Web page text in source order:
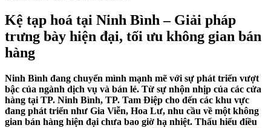
Kệ tạp hoá tại Ninh Bình – Giải pháp
trưng bày hiện đại, tối ưu không gian bán
hàng
Ninh Bình đang chuyển mình mạnh mẽ với sự phát triển vượt
bậc của ngành dịch vụ và bán lẻ. Từ sự nhộn nhịp của các cửa
hàng tại TP. Ninh Bình, TP. Tam Điệp cho đến các khu vực
đang phát triển như Gia Viễn, Hoa Lư, nhu cầu về một không
gian bán hàng hiện đại chưa bao giờ hạ nhiệt. Thấu hiểu điều